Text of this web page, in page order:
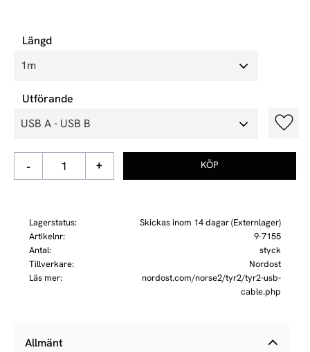
Längd
Utförande
+
-
Lagerstatus
Skickas inom 14 dagar (Externlager)
Artikelnr
9-7155
Antal
styck
Tillverkare
Nordost
Läs mer
nordost.com/norse2/tyr2/tyr2-usb-
cable.php
Allmänt